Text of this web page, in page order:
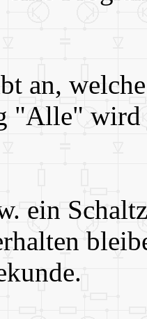
an,
"Alle" wird
ein